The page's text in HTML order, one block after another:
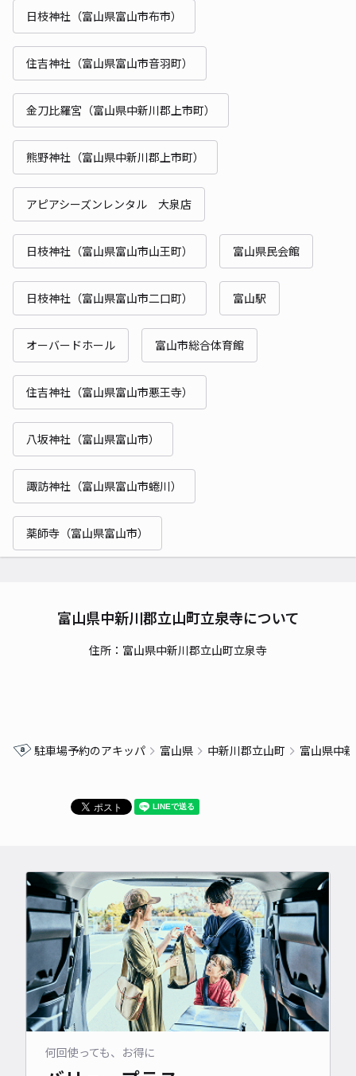
日枝神社（富山県富山市布市）
住吉神社（富山県富山市音羽町）
金刀比羅宮（富山県中新川郡上市町）
熊野神社（富山県中新川郡上市町）
アピアシーズンレンタル 大泉店
日枝神社（富山県富山市山王町） 富山県民会館
日枝神社（富山県富山市二口町） 富山駅
オーバードホール 富山市総合体育館
住吉神社（富山県富山市悪王寺）
八坂神社（富山県富山市）
諏訪神社（富山県富山市蜷川）
薬師寺（富山県富山市）
富山県中新川郡立山町立泉寺について
住所：富山県中新川郡立山町立泉寺
駐車場予約のアキッパ 富山県 中新川郡立山町 富山県中
何回使っても、お得に